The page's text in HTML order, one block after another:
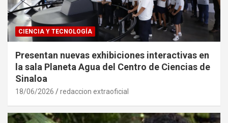
CIENCIA Y TECNOLOGÍA
Presentan nuevas exhibiciones interactivas en
la sala Planeta Agua del Centro de Ciencias de
Sinaloa
18/06/2026 redaccion extraoficial